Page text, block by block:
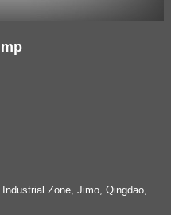
Zone, Jimo, Qingdao,